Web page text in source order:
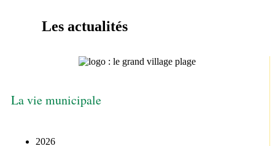
Les actualités
La vie municipale
2026